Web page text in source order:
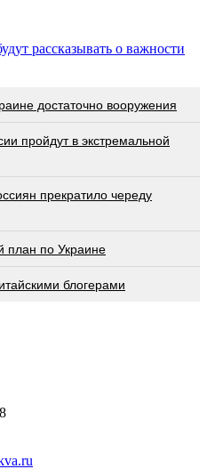
рассказывать о важности
достаточно вооружения
пройдут в экстремальной
прекратило череду
план по Украине
блогерами